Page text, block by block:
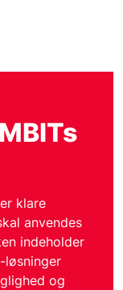
klare
anvendes
indeholder
løsninger
og